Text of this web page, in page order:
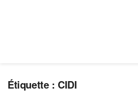
Étiquette : CIDI